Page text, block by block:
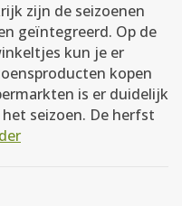
zijn de seizoenen
geïntegreerd. Op de
kun je er
kopen
is er duidelijk
seizoen. De herfst